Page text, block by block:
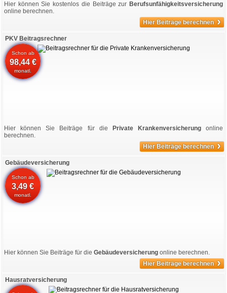
Hier können Sie kostenlos die Beiträge zur Berufsunfähigkeitsversicherung
online berechnen.
Hier Beiträge berechnen ›
PKV Beitragsrechner
Schon ab
98,44 €
monatl.
Hier können Sie Beiträge für die Private Krankenversicherungonline
berechnen.
Hier Beiträge berechnen ›
Gebäudeversicherung
Schon ab
3,49 €
monatl.
Hier können Sie Beiträge für die Gebäudeversicherung online berechnen.
Hier Beiträge berechnen ›
Hausratversicherung